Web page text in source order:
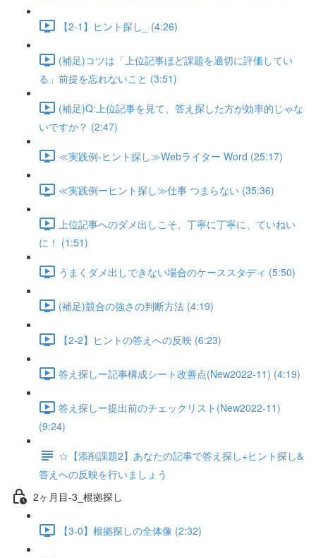
【2-1】ヒント探し_ (4:26)
(補足)コツは「上位記事ほど課題を適切に評価してい
る」前提を忘れないこと (3:51)
(補足)Q:上位記事を見て、答え探した方が効率的じゃな
いですか？ (2:47)
≪実践例-ヒント探し≫Webライター Word (25:17)
≪実践例ーヒント探し≫仕事 つまらない (35:36)
上位記事へのダメ出しこそ、丁寧に丁寧に、ていねい
に！ (1:51)
うまくダメ出しできない場合のケーススタディ (5:50)
(補足)競合の強さの判断方法 (4:19)
【2-2】ヒントの答えへの反映 (6:23)
答え探しー記事構成シート改善点(New2022-11) (4:19)
答え探しー提出前のチェックリスト(New2022-11)
(9:24)
☆【添削課題2】あなたの記事で答え探し+ヒント探し&
答えへの反映を行いましょう
2ヶ月目-3_根拠探し
【3-0】根拠探しの全体像 (2:32)